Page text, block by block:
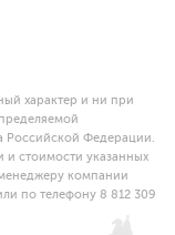
характер и ни при
Российской Федерации.
стоимости указанных
компании
по телефону 8 812 309